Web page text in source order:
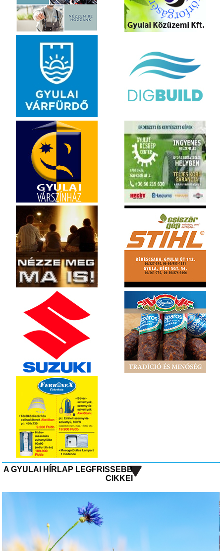
A GYULAI HÍRLAP LEGFRISSEBB
CIKKEI